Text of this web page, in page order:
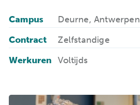
Campus
Deurne, Antwerpen
Contract
Zelfstandige
Werkuren
Voltijds